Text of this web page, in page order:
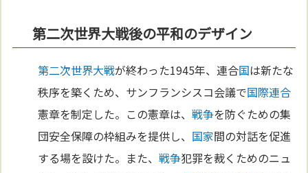
第二次世界大戦後の平和のデザイン
第二次世界大戦が終わった1945年、連合国は新たな
秩序を築くため、サンフランシスコ会議で国際連合
憲章を制定した。この憲章は、戦争を防ぐための集
団安全保障の枠組みを提供し、 国家間の対話を促進
する場を設けた。また、戦争犯罪を裁くためのニュ